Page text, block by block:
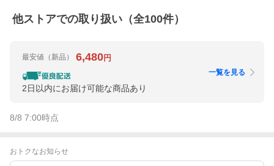
他ストアでの取り扱い（全100件）
最安値 （新品） 6,480円
2日以内にお届け可能な商品あり
一覧を見る
8/8 7:00時点
おトクなお知らせ